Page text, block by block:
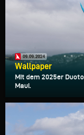
09.09.2024
Wallpaper
Mit dem 2025er
Maui.